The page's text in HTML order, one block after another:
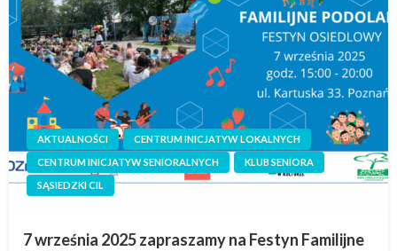
AKTUALNOŚCI
CENTRUM INICJATYW LOKALNYCH
CENTRUM INICJATYW SENIORALNYCH
KLUB SENIORA
SĄSIEDZKI CIL
7 września 2025 zapraszamy na Festyn Familijne